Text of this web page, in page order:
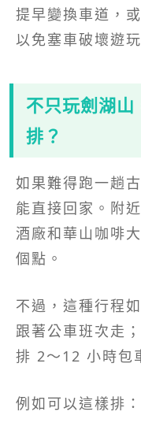
提早變換車道，
以免塞車破壞遊
不只玩劍湖
排？
如果難得跑一趟
能直接回家。附
酒廠和華山咖啡
個點。
不過，這種行程
跟著公車班次走
排 2～12 小時包
例如可以這樣排：